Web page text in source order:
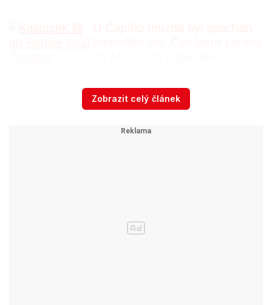
výborem Sněmovny, který posuzuje policejní
Zobrazit celý článek